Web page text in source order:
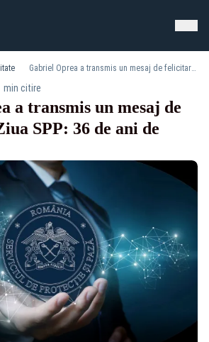
Gabriel Oprea a transmis un mesaj de felicitare de Ziua SPP: 36 de ani de activitate
min citire
a transmis un mesaj de
SPP: 36 de ani de